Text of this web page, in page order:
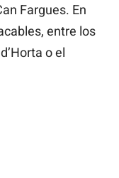
Fargues. En
entre los
o el